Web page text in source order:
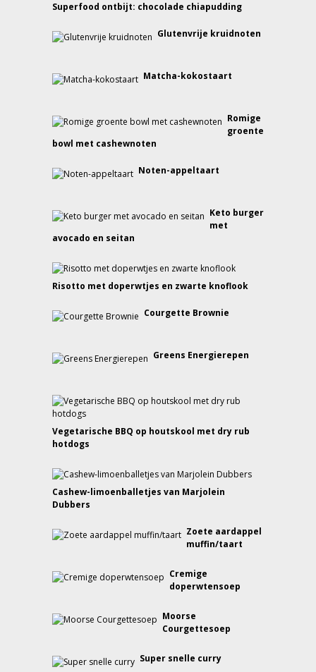
Superfood ontbijt: chocolade chiapudding
Glutenvrije kruidnoten
Matcha-kokostaart
Romige
groente
bowl met cashewnoten
Noten-appeltaart
Keto burger
met
avocado en seitan
Risotto met doperwtjes en zwarte knoflook
Courgette Brownie
Greens Energierepen
Vegetarische BBQ op houtskool met dry rub
hotdogs
Cashew-limoenballetjes van Marjolein
Dubbers
Zoete aardappel
muffin/taart
Cremige
doperwtensoep
Moorse
Courgettesoep
Super snelle curry